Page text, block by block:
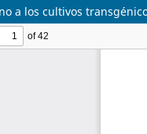
a los cultivos